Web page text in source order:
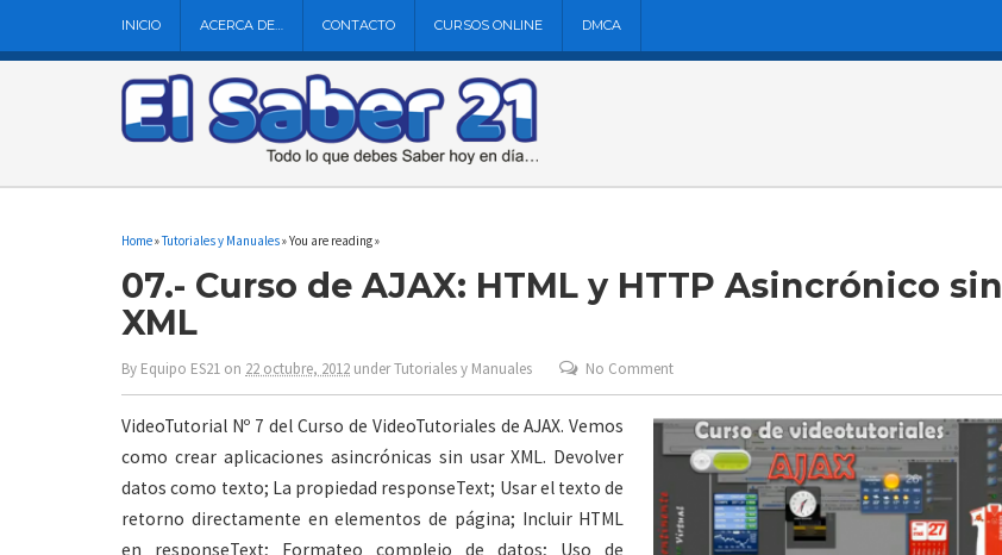
INICIO ACERCA DE… CONTACTO CURSOS ONLINE DMCA
Home»Tutoriales y Manuales» You are reading »
07.- Curso de AJAX: HTML y HTTP Asincrónico sin
XML
By Equipo ES21 on 22 octubre, 2012 underTutoriales y Manuales No Comment
VideoTutorial Nº 7 del Curso de VideoTutoriales de AJAX. Vemos
como crear aplicaciones asincrónicas sin usar XML. Devolver
datos como texto; La propiedad responseText; Usar el texto de
retorno directamente en elementos de página; Incluir HTML
en responseText; Formateo complejo de datos; Uso de